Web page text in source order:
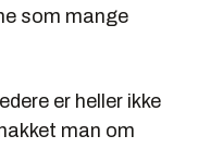
som mange
er heller ikke
man om